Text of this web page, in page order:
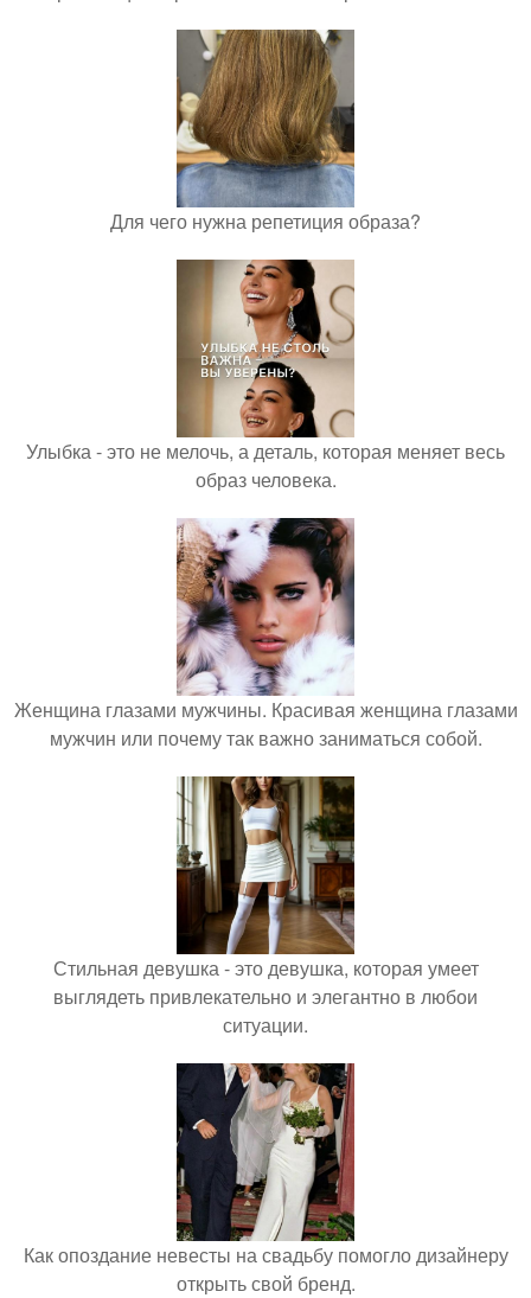
Для чего нужна репетиция образа?
Улыбка - это не мелочь, а деталь, которая меняет весь
образ человека.
Женщина глазами мужчины. Красивая женщина глазами
мужчин или почему так важно заниматься собой.
Стильная девушка - это девушка, которая умеет
выглядеть привлекательно и элегантно в любои
ситуации.
Как опоздание невесты на свадьбу помогло дизайнеру
открыть свой бренд.